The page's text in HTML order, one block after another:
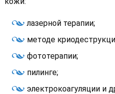
лазерной терапии;
методе
фототерапии;
пилинге;
электрокоагуляции и